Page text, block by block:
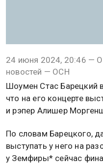
24 июня 2024, 20:46 —
новостей — ОСН
Шоумен Стас Барецкий
что на его концерте
и рэпер Алишер
По словам Барецкого,
выступать у него на
у Земфиры* сейчас